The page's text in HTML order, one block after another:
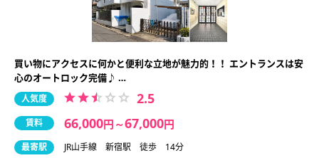
買い物にアクセスに何かと便利な立地が魅力的！！ エントランスは安
心のオートロック完備♪ …
人気度 2.5
賃料 66,000円 ～67,000円
最寄駅 JR山手線 新宿駅 徒歩 14分